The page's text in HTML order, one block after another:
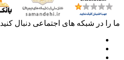
ما را در شبکه های اجتماعی دنبال کنید